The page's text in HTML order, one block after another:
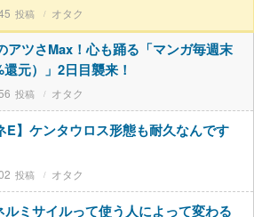
オタク
アツさMax！心も踊る「マンガ毎週末
元）」2日目襲来！
オタク
E】ケンタウロス形態も耐久なんです
オタク
ルミサイルって使う人によって変わる